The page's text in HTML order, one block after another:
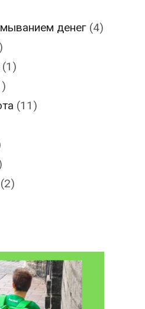
денег (4)
(1)
(11)
(2)